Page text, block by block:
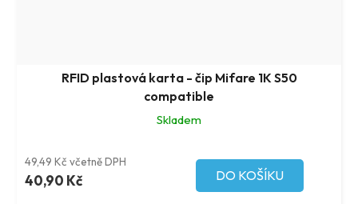
RFID plastová karta - čip Mifare 1K S50
compatible
Skladem
49,49 Kč včetně DPH
40,90 Kč DO KOŠÍKU